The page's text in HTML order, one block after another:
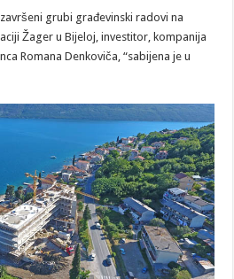
grubi građevinski radovi na
Žager u Bijeloj, investitor, kompanija
Romana Denkoviča, “sabijena je u